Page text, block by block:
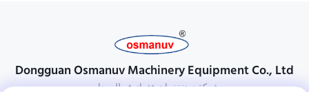
Dongguan Osmanuv Machinery Equipment Co., Ltd
شركة دونغغغوان عثمانوف للمعدات